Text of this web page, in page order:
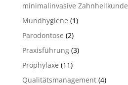
minimalinvasive Zahnheilkunde
Mundhygiene (1)
Parodontose (2)
Praxisführung(3)
Prophylaxe (11)
Qualitätsmanagement(4)